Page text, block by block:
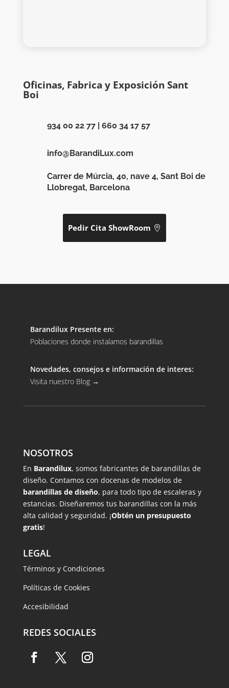
Oficinas, Fabrica y Exposición Sant
Boi
934 00 22 77| 660 34 17 57
info@BarandiLux.com
Carrer de Múrcia, 40, nave 4, Sant Boi de
Llobregat, Barcelona
Pedir Cita ShowRoom
Barandilux Presente en:
Poblaciones donde instalamos barandillas
Novedades, consejos e información de interes:
Visita nuestro Blog →
NOSOTROS
En Barandilux, somos fabricantes de barandillas de
diseño. Contamos con docenas de modelos de
barandillas de diseño, para todo tipo de escaleras y
estancias. Diseñaremos tus barandillas con la más
alta calidad y seguridad. ¡Obtén un presupuesto
gratis!
LEGAL
Términos y Condiciones
Políticas de Cookies
Accesibilidad
REDES SOCIALES